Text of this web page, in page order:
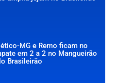
MG e Remo ficam no
em 2 a 2 no Mangueirão
Brasileirão